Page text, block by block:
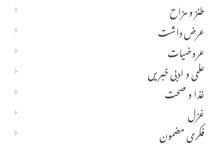
طنز و مزاح
عرض داشت
عروضیات
علمی و ادبی خبریں
غذا و صحت
غزل
فکری مضمون